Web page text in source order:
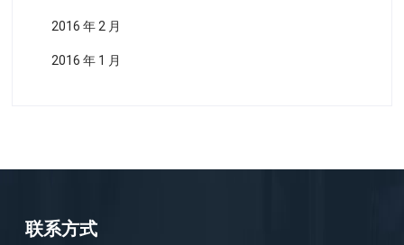
2016 年 2 月
2016 年 1 月
联系方式